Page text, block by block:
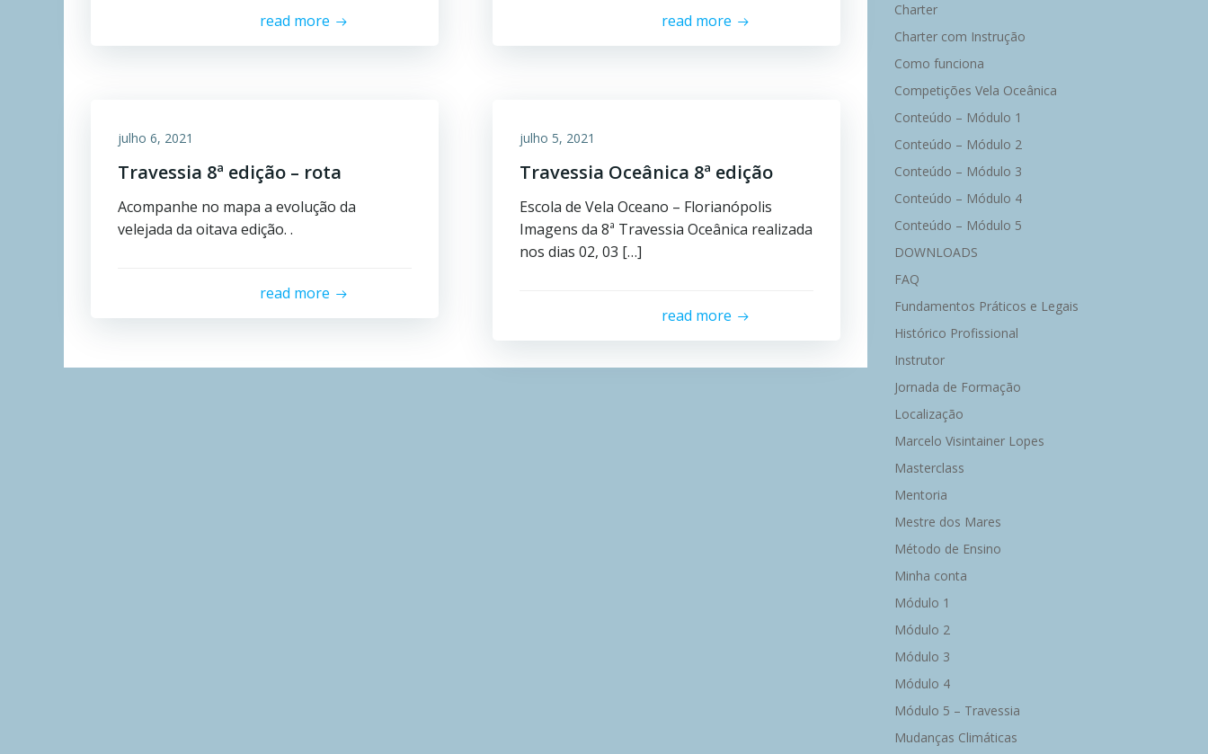
read more read more
julho 6, 2021
Travessia 8ª edição – rota
Acompanhe no mapa a evolução da
velejada da oitava edição. .
read more
julho 5, 2021
Travessia Oceânica 8ª edição
Escola de Vela Oceano – Florianópolis
Imagens da 8ª Travessia Oceânica realizada
nos dias 02, 03 […]
read more
Charter
Charter com Instrução
Como funciona
Competições Vela Oceânica
Conteúdo – Módulo 1
Conteúdo – Módulo 2
Conteúdo – Módulo 3
Conteúdo – Módulo 4
Conteúdo – Módulo 5
DOWNLOADS
FAQ
Fundamentos Práticos e Legais
Histórico Profissional
Instrutor
Jornada de Formação
Localização
Marcelo Visintainer Lopes
Masterclass
Mentoria
Mestre dos Mares
Método de Ensino
Minha conta
Módulo 1
Módulo 2
Módulo 3
Módulo 4
Módulo 5 – Travessia
Mudanças Climáticas